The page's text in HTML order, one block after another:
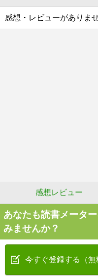
感想・レビューがありま
感想レビュー
あなたも読書メータ
みませんか？
今すぐ登録する（無